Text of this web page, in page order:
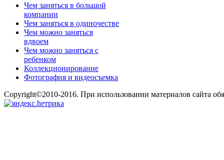
Чем заняться в большой
компании
Чем заняться в одиночестве
Чем можно заняться
вдвоем
Чем можно заняться с
ребенком
Коллекционирование
Фотография и видеосъемка
Copyright©2010-2016. При использовании материалов сайта